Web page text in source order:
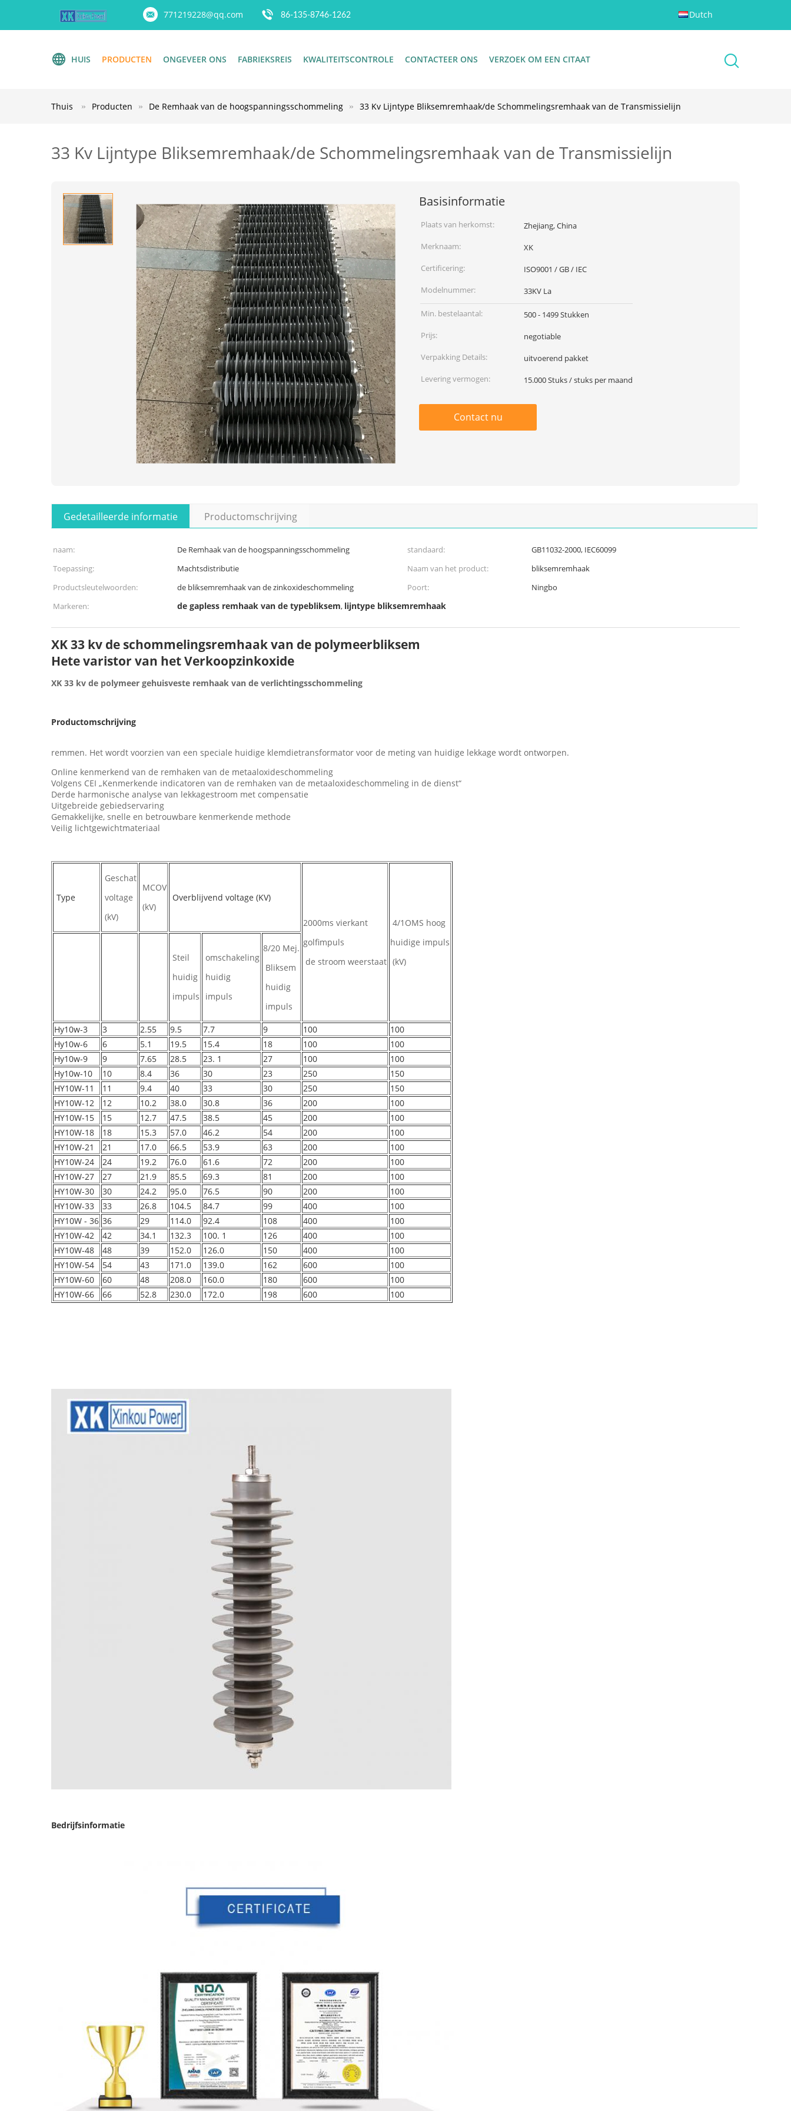
771219228@qq.com 86-135-8746-1262 Dutch
HUIS PRODUCTEN ONGEVEER ONS FABRIEKSREIS KWALITEITSCONTROLE CONTACTEER ONS VERZOEK OM EEN CITAAT
Thuis Producten De Remhaak van de hoogspanningsschommeling 33 Kv Lijntype Bliksemremhaak/de Schommelingsremhaak van de Transmissielijn
33 Kv Lijntype Bliksemremhaak/de Schommelingsremhaak van de Transmissielijn
Basisinformatie
Plaats van herkomst:
Zhejiang, China
Merknaam:
XK
Certificering:
ISO9001 / GB / IEC
Modelnummer:
33KV La
Min. bestelaantal:
500 - 1499 Stukken
Prijs:
negotiable
Verpakking Details:
uitvoerend pakket
Levering vermogen:
15.000 Stuks / stuks per maand
Contact nu
Gedetailleerde informatie Productomschrijving
naam: De Remhaak van de hoogspanningsschommeling standaard:
GB11032-2000, IEC60099
Toepassing:
Machtsdistributie Naam van het product:
bliksemremhaak
Productsleutelwoorden:
de bliksemremhaak van de zinkoxideschommeling Poort:
Ningbo
Markeren:
de gapless remhaak van de typebliksem, lijntype bliksemremhaak
XK 33 kv de schommelingsremhaak van de polymeerbliksem
Hete varistor van het Verkoopzinkoxide
XK 33 kv de polymeer gehuisveste remhaak van de verlichtingsschommeling
Productomschrijving
remmen. Het wordt voorzien van een speciale huidige klemdietransformator voor de meting van huidige lekkage wordt ontworpen.
Online kenmerkend van de remhaken van de metaaloxideschommeling
Volgens CEI „Kenmerkende indicatoren van de remhaken van de metaaloxideschommeling in de dienst“
Derde harmonische analyse van lekkagestroom met compensatie
Uitgebreide gebiedservaring
Gemakkelijke, snelle en betrouwbare kenmerkende methode
Veilig lichtgewichtmateriaal
Type
Geschat
voltage
(kV)
MCOV
(kV)
Overblijvend voltage (KV)
2000ms vierkant
golfimpuls
de stroom weerstaat
4/1OMS hoog
huidige impuls
(kV)
Steil
huidig
impuls
omschakeling
huidig
impuls
8/20 Mej.
Bliksem
huidig
impuls
Hy10w-3 3 2.55 9.5 7.7 9 100
100
Hy10w-6
6 5.1 19.5 15.4 18 100
100
Hy10w-9
9 7.65 28.5 23. 1 27 100
100
Hy10w-10
10 8.4 36 30 23 250
150
HY10W-11
11 9.4 40 33 30 250
150
HY10W-12
12 10.2 38.0 30.8 36 200
100
HY10W-15
15 12.7 47.5 38.5 45 200
100
HY10W-18
18 15.3 57.0 46.2 54 200
100
HY10W-21
21 17.0 66.5 53.9 63 200
100
HY10W-24
24 19.2 76.0 61.6 72 200
100
HY10W-27
27 21.9 85.5 69.3 81 200
100
HY10W-30
30 24.2 95.0 76.5 90 200
100
HY10W-33
33 26.8 104.5 84.7 99 400
100
HY10W - 36 36 29 114.0 92.4 108 400
100
HY10W-42
42 34.1 132.3 100. 1 126 400
100
HY10W-48
48 39 152.0 126.0 150 400
100
HY10W-54
54 43 171.0 139.0 162 600
100
HY10W-60
60 48 208.0 160.0 180 600
100
HY10W-66
66 52.8 230.0 172.0 198 600 100
Bedrijfsinformatie